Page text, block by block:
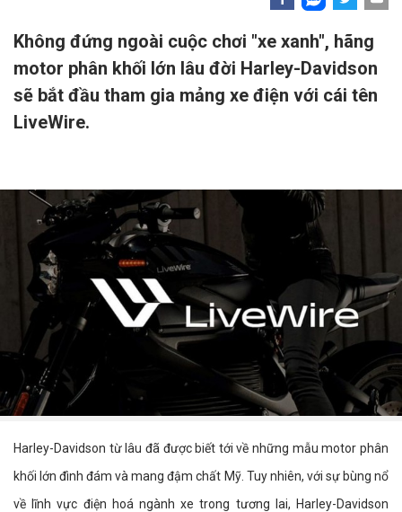
Không đứng ngoài cuộc chơi "xe xanh", hãng
motor phân khối lớn lâu đời Harley-Davidson
sẽ bắt đầu tham gia mảng xe điện với cái tên
LiveWire.
Harley-Davidson từ lâu đã được biết tới về những mẫu motor phân
khối lớn đình đám và mang đậm chất Mỹ. Tuy nhiên, với sự bùng nổ
về lĩnh vực điện hoá ngành xe trong tương lai, Harley-Davidson